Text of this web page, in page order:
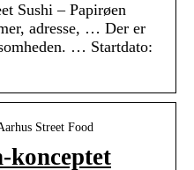
Sushi – Papirøen
adresse, … Der er
… Startdato:
Street Food
konceptet